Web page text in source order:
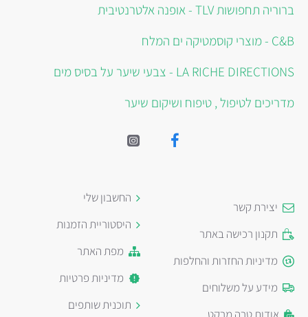
ברוריה תחפושות TLV - אופנה אלטרנטיבית
C&B - מוצרי קוסמטיקה ים המלח
LA RICHE DIRECTIONS - צבעי שיער על בסיס מים
מדריכים לטיפול , טיפוח ושיקום שיער
יצירת קשר
תקנון רכישה באתר
מדיניות החזרות והחלפות
מידע על משלוחים
אודות טרה מרקט
החשבון שלי
היסטוריית הזמנות
מפת האתר
מדיניות פרטיות
תוכנית שותפים